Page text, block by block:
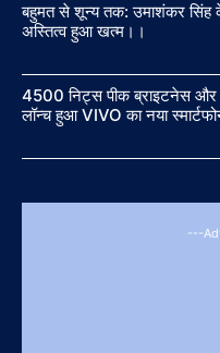
बहुमत से शून्य तक: उमाशंकर सिंह
अस्तित्व हुआ खत्म।।
4500 निट्स पीक ब्राइटनेस और
लॉन्च हुआ VIVO का नया
---